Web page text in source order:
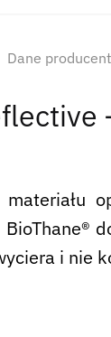
Dane
materiału
i nie